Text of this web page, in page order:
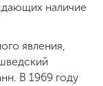
наличие
явления,
В 1969 году